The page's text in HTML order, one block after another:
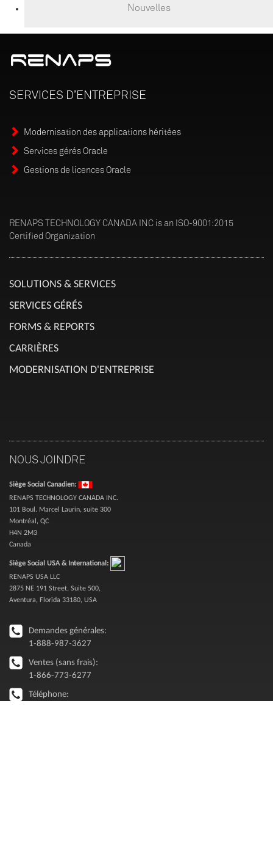
Nouvelles
SERVICES D’ENTREPRISE
Modernisation des applications héritées
Services gérés Oracle
Gestions de licences Oracle
RENAPS TECHNOLOGY CANADA INC is an ISO-9001:2015
Certified Organization
SOLUTIONS & SERVICES
SERVICES GÉRÉS
FORMS & REPORTS
CARRIÈRES
MODERNISATION D'ENTREPRISE
NOUS JOINDRE
Siège Social Canadien:
RENAPS TECHNOLOGY CANADA INC.
101 Boul. Marcel Laurin, suite 300
Montréal, QC
H4N 2M3
Canada
Siège Social USA & International:
RENAPS USA LLC
2875 NE 191 Street, Suite 500,
Aventura, Florida 33180, USA
Demandes générales:
1-888-987-3627
Ventes (sans frais):
1-866-773-6277
Téléphone: